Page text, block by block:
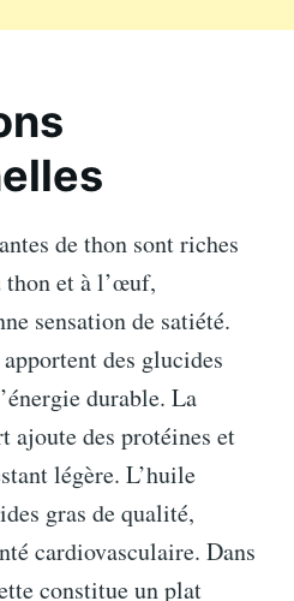
de thon sont riches
thon et à l’œuf,
sensation de satiété.
des glucides
durable. La
ajoute des protéines et
légère. L’huile
gras de qualité,
cardiovasculaire. Dans
constitue un plat